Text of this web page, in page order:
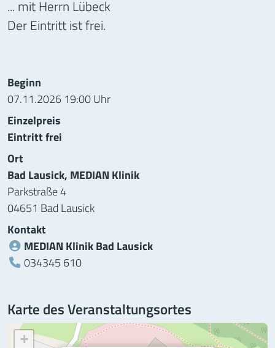
... mit Herrn Lübeck
Der Eintritt ist frei.
Informationen zur Veranstaltung
Beginn
07.11.2026 19:00 Uhr
Einzelpreis
Eintritt frei
Ort
Bad Lausick, MEDIAN Klinik
Parkstraße 4
04651 Bad Lausick
Kontakt
MEDIAN Klinik Bad Lausick
Telefon:
034345 610
Karte des Veranstaltungsortes
+